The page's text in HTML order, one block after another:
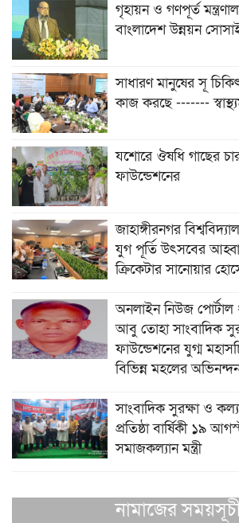
গৃহায়ন ও গণপূর্ত
বাংলাদেশ উন্নয়ন
সাধারণ মানুষের সূ
কাজ করছে -------
যশোরে ঔষধি গাছের
ফাউন্ডেশনের
জাহাঙ্গীরনগর
যুগ পূর্তি উৎসবের
ক্রিকেটার সানোয়ার
অনলাইন নিউজ
আবু তোহা সাংবাদিক
ফাউন্ডেশনের যুগ্ম
বিভিন্ন মহলের
সাংবাদিক সুরক্ষা ও
প্রতিষ্ঠা বার্ষিকী ১৯
সমাজকল্যান মন্ত্রী
নামাজের